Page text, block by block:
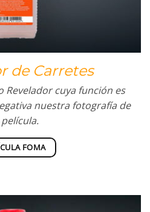
de Carretes
Revelador cuya función es
nuestra fotografía de
FOMA